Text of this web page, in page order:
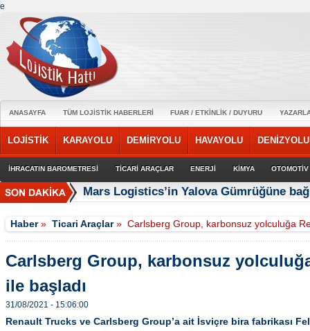
e
ANASAYFA TÜM LOJİSTİK HABERLERİ FUAR / ETKİNLİK / DUYURU
LOJİSTİK KARAYOLU DEMİRYOLU HAVAYOLU DENİZYOLU
İHRACATIN BAROMETRESİ TİCARİ ARAÇLAR ENERJİ KİMYA OTOMOTİV
Mars Logistics’in Yalova Gümrüğüne
Haber»Ticari Araçlar»Carlsberg Group, karbonsuz yolculuğa
Carlsberg Group, karbonsuz
ile başladı
31/08/2021 - 15:06:00
Renault Trucks ve Carlsberg Group’a ait İsviçre bira fabrikası